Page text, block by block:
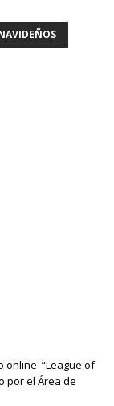
online “League of
por el Área de